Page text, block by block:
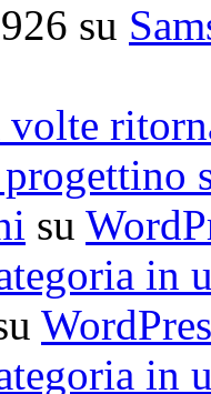
su
su
in
in